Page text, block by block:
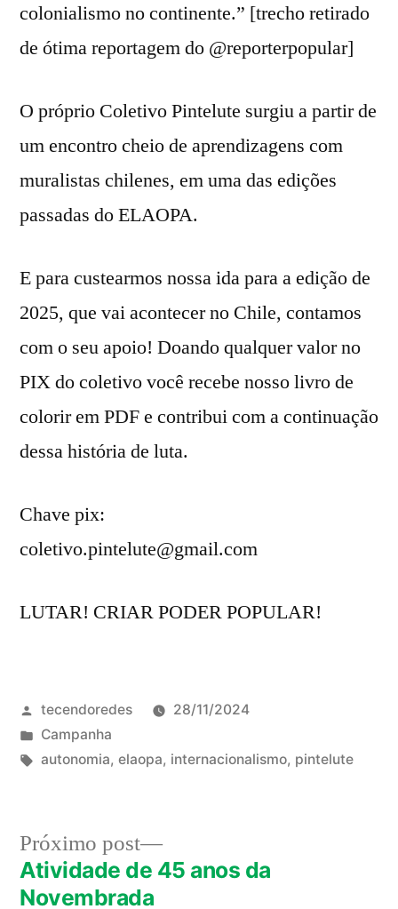
colonialismo no continente.” [trecho retirado
de ótima reportagem do @reporterpopular]
O próprio Coletivo Pintelute surgiu a partir de
um encontro cheio de aprendizagens com
muralistas chilenes, em uma das edições
passadas do ELAOPA.
E para custearmos nossa ida para a edição de
2025, que vai acontecer no Chile, contamos
com o seu apoio! Doando qualquer valor no
PIX do coletivo você recebe nosso livro de
colorir em PDF e contribui com a continuação
dessa história de luta.
Chave pix:
coletivo.pintelute@gmail.com
LUTAR! CRIAR PODER POPULAR!
Publicado
por
tecendoredes
28/11/2024
Publicado
em
Campanha
Tags:
autonomia, elaopa, internacionalismo, pintelute
Navegação
Próximo post
Próximo
post:
Atividade de 45 anos da
Novembrada